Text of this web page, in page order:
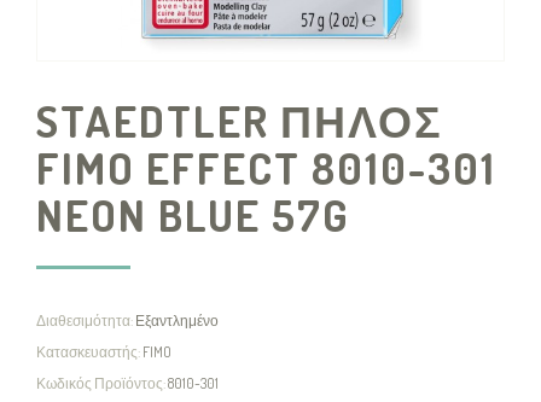
STAEDTLER ΠΗΛΟΣ
FIMO EFFECT 8010-301
NEON BLUE 57G
Διαθεσιμότητα: Εξαντλημένο
Κατασκευαστής: FIMO
Κωδικός Προϊόντος:8010-301